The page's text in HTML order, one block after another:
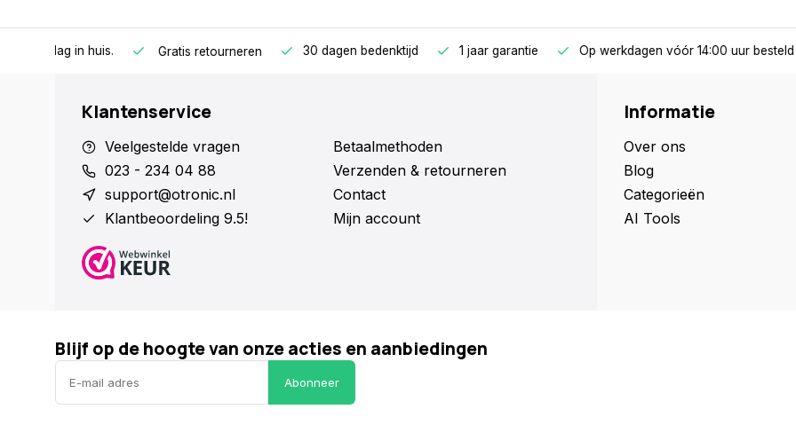
Gratis retourneren 30 dagen bedenktijd 1 jaar garantie Op werkdagen vóór 14:00 uur besteld = dezelfde
Klantenservice
Veelgestelde vragen
023 - 234 04 88
support@otronic.nl
Klantbeoordeling 9.5!
Betaalmethoden
Verzenden & retourneren
Contact
Mijn account
Informatie
Over ons
Blog
Categorieën
AI Tools
Blijf op de hoogte van onze acties en aanbiedingen
Abonneer